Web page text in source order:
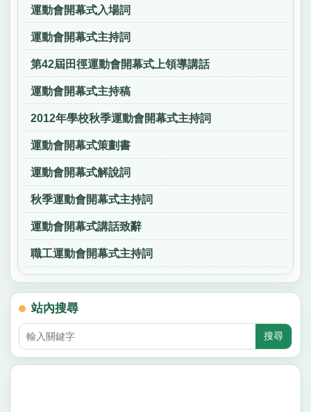
運動會開幕式入場詞
運動會開幕式主持詞
第42屆田徑運動會開幕式上領導講話
運動會開幕式主持稿
2012年學校秋季運動會開幕式主持詞
運動會開幕式策劃書
運動會開幕式解說詞
秋季運動會開幕式主持詞
運動會開幕式講話致辭
職工運動會開幕式主持詞
站內搜尋